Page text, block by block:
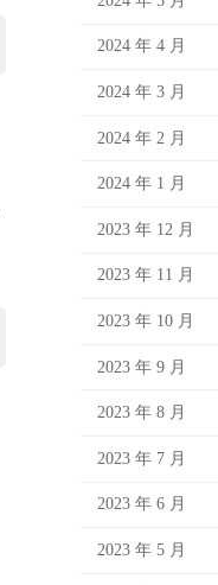
2024 年 4 月
2024 年 3 月
2024 年 2 月
2024 年 1 月
2023 年 12 月
2023 年 11 月
2023 年 10 月
2023 年 9 月
2023 年 8 月
2023 年 7 月
2023 年 6 月
2023 年 5 月